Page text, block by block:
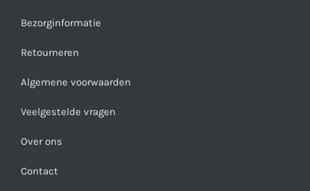
Bezorginformatie
Retourneren
Algemene voorwaarden
Veelgestelde vragen
Over ons
Contact